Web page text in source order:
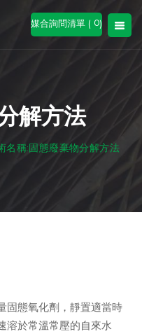
媒合詢問清單 ( 0)
解方法
名稱:固態廢棄物分解方法
固態氧化劑，靜置適當時
溶於常溫常壓的自來水